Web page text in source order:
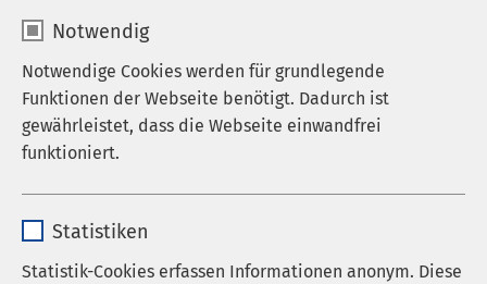
Notwendig
Notwendige Cookies werden für grundlegende
Funktionen der Webseite benötigt. Dadurch ist
gewährleistet, dass die Webseite einwandfrei
funktioniert.
Anbieter sgalinski
Statistiken
Statistik-Cookies erfassen Informationen anonym. Diese